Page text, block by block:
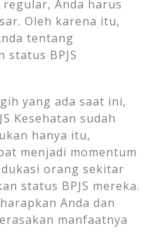
Anda harus
Oleh karena itu,
tentang
status BPJS
yang ada saat ini,
Kesehatan sudah
hanya itu,
menjadi momentum
orang sekitar
status BPJS mereka.
Anda dan
manfaatnya